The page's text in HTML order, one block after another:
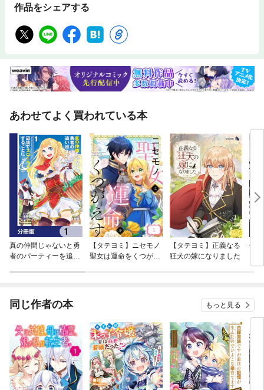
作品をシェアする
あわせてよく買われている本
真の仲間じゃないと勇
者のパーティーを追い
【タテヨミ】ニセモノ
聖女は運命をくつがえ
【タテヨミ】正義なる
狂犬の嫁になりました
傷
同じ作者の本 もっと見る